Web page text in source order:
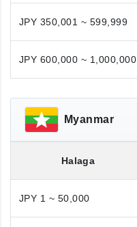
JPY 350,001 ~ 599,999
JPY 600,000 ~ 1,000,000
Myanmar
Halaga
JPY 1 ~ 50,000